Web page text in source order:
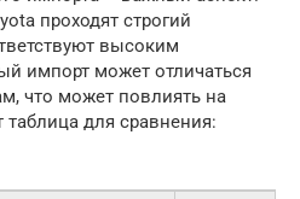
проходят строгий
высоким
импорт может отличаться
что может повлиять на
таблица для сравнения: